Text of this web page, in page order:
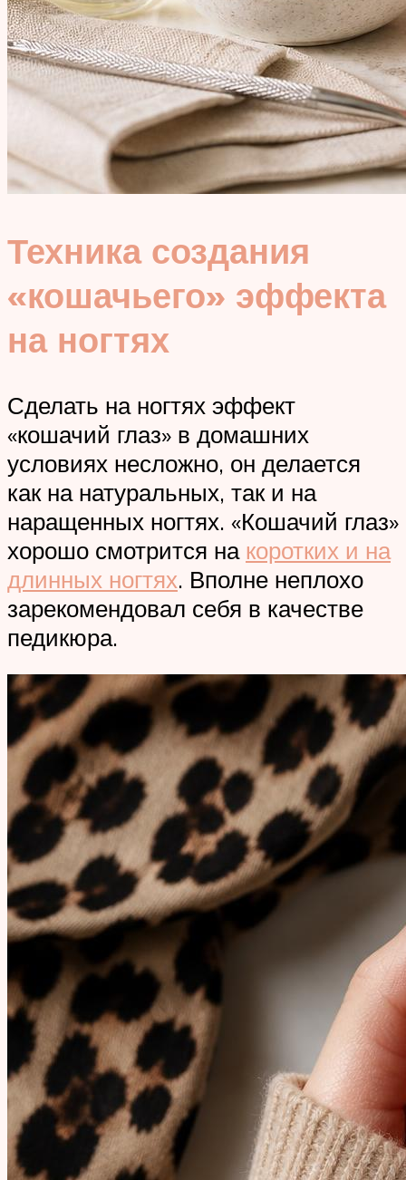
Техника создания
«кошачьего» эффекта
на ногтях
Сделать на ногтях эффект
«кошачий глаз» в домашних
условиях несложно, он делается
как на натуральных, так и на
наращенных ногтях. «Кошачий глаз»
хорошо смотрится на коротких и на
длинных ногтях. Вполне неплохо
зарекомендовал себя в качестве
педикюра.